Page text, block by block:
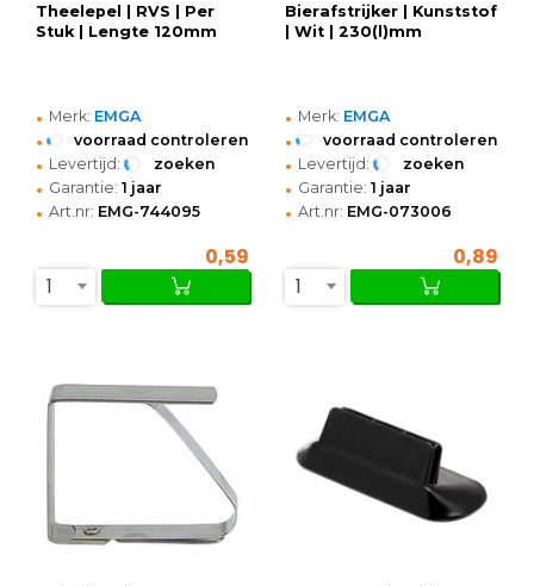
Theelepel | RVS | Per
Stuk | Lengte 120mm
• Merk: EMGA
• voorraad controleren
• Levertijd: zoeken
• Garantie: 1 jaar
• Art.nr: EMG-744095
0,59
1
Bierafstrijker | Kunststof
| Wit | 230(l)mm
• Merk: EMGA
• voorraad controleren
• Levertijd: zoeken
• Garantie: 1 jaar
• Art.nr: EMG-073006
0,89
1